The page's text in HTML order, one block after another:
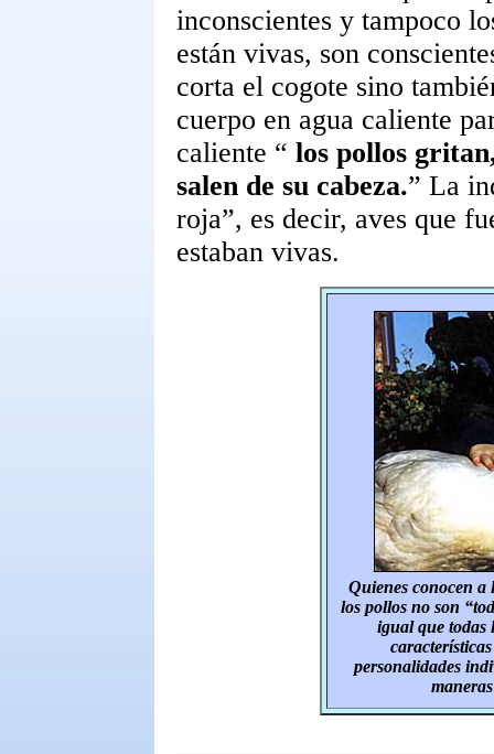
inconscientes y tampoco
están vivas, son
corta el cogote sino
cuerpo en agua caliente
caliente “ los pollos
salen de su cabeza.” La
roja”, es decir, aves que
estaban vivas.
Quienes conocen a
los pollos no son
igual que todas
personalidades